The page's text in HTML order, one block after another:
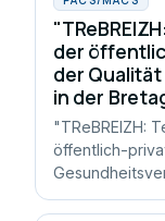
der
der
in der
"TReBREIZH:
öffentlich-